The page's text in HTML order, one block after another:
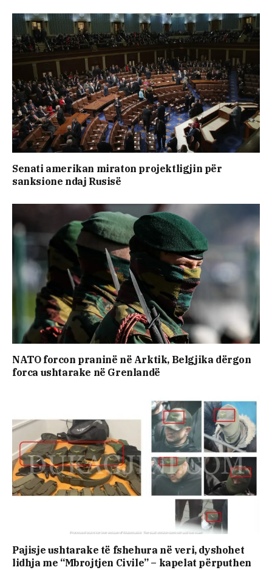
Senati amerikan miraton projektligjin për
sanksione ndaj Rusisë
NATO forcon praninë në Arktik, Belgjika dërgon
forca ushtarake në Grenlandë
Pajisje ushtarake të fshehura në veri, dyshohet
lidhja me “Mbrojtjen Civile” – kapelat përputhen